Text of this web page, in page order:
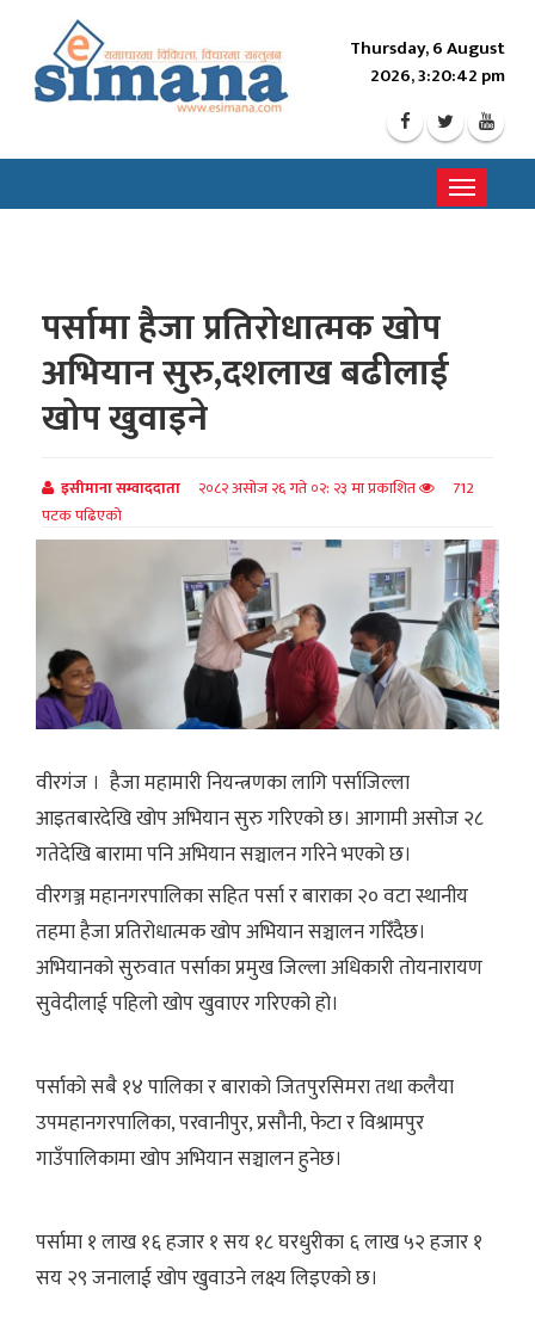
Thursday, 6 August
2026, 3:20:44 pm
Toggle
पर्सामा हैजा प्रतिरोधात्मक खोप
अभियान सुरु,दशलाख बढीलाई
खोप खुवाइने
इसीमाना सम्वाददाता २०८२ असोज २६ गते ०२: २३ मा प्रकाशित
712
पटक पढिएको
वीरगंज । हैजा महामारी नियन्त्रणका लागि पर्साजिल्ला
आइतबारदेखि खोप अभियान सुरु गरिएको छ। आगामी असोज २८
गतेदेखि बारामा पनि अभियान सञ्चालन गरिने भएको छ।
वीरगञ्ज महानगरपालिका सहित पर्सा र बाराका २० वटा स्थानीय
तहमा हैजा प्रतिरोधात्मक खोप अभियान सञ्चालन गरिँदैछ।
अभियानको सुरुवात पर्साका प्रमुख जिल्ला अधिकारी तोयनारायण
सुवेदीलाई पहिलो खोप खुवाएर गरिएको हो।
पर्साको सबै १४ पालिका र बाराको जितपुरसिमरा तथा कलैया
उपमहानगरपालिका, परवानीपुर, प्रसौनी, फेटा र विश्रामपुर
गाउँपालिकामा खोप अभियान सञ्चालन हुनेछ।
पर्सामा १ लाख १६ हजार १ सय १८ घरधुरीका ६ लाख ५२ हजार १
सय २९ जनालाई खोप खुवाउने लक्ष्य लिइएको छ।